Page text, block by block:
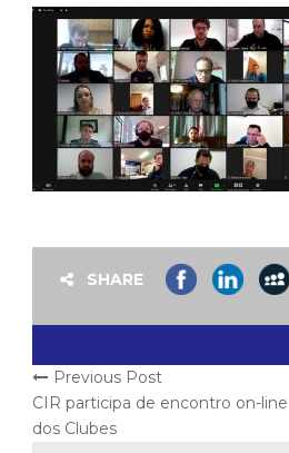
SHARE
Previous Post
CIR participa de encontro on-
dos Clubes